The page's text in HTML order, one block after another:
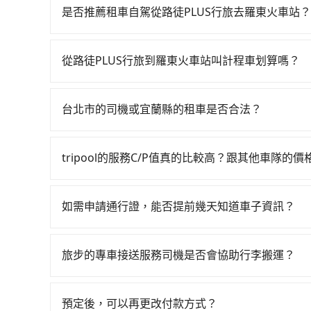
103班車次，從最早07:12到23:52，過了末班車到
分鐘出站、等待車站前排班的計程車，搭上小黃
250元車資，而且更會額外浪費48分鐘在轉乘與
是否推薦租車自駕從路徒PLUS行旅去羅東火車站？
天就要來回，那在台北路邊可隨租隨借的iRent應
時40元路邊停車費用預估進去，但額外的汽車保
的車門仍未被修理，每一次租車都好像在開樂透
點仍有段距離，在遇到下雨天或者載行李時，就顯
從路徒PLUS行旅到羅東火車站叫計程車划算嗎？
到車，也可考慮打電話至路徒PLUS行旅附近的計
綜合以上，無論在價格或服務品質上，tripool都
台北市的司機或宜蘭縣的租車是否合法？
警察臨檢並趕下車，出意外後保險公司更是不會
好辨別叫的車是否合法，就看車牌的開頭，只要不
tripool的服務C/P值真的比較高？跟其他車隊的價
的台灣大車隊、大都會、LINE Taxi、Uber，機
服務，是絕大多數乘客出行的最佳選擇。
如需申請通行證，能否提前幾天知道車子資訊？
用車前一天才開始安排車輛，並於用車前一天晚
旅步的專車接送服務司機是否會協助行李搬運？
預定後，可以再更改付款方式？